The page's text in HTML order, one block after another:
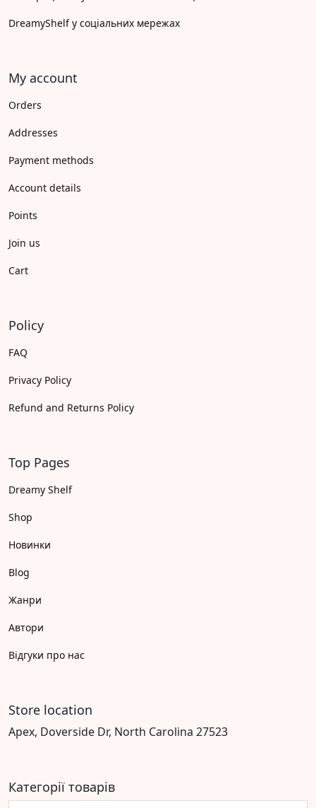
DreamyShelf у соціальних мережах
My account
Orders
Addresses
Payment methods
Account details
Points
Join us
Cart
Policy
FAQ
Privacy Policy
Refund and Returns Policy
Top Pages
Dreamy Shelf
Shop
Новинки
Blog
Жанри
Автори
Відгуки про нас
Store location
Apex, Doverside Dr, North Carolina 27523
Категорії товарів